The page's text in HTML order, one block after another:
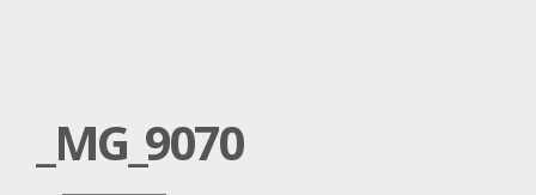
_MG_9070